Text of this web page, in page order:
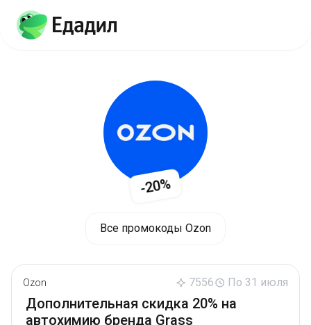
-20%
Все промокоды Ozon
Ozon 7556 По 31 июля
Дополнительная скидка 20% на
автохимию бренда Grass